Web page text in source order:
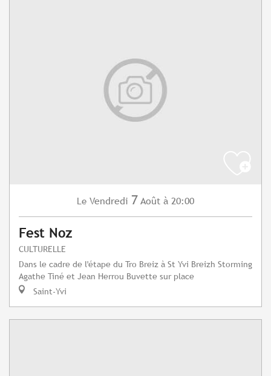
Le Vendredi 7 Août à 20:00
Fest Noz
CULTURELLE
Dans le cadre de l'étape du Tro Breiz à St Yvi Breizh Storming
Agathe Tiné et Jean Herrou Buvette sur place
Saint-Yvi